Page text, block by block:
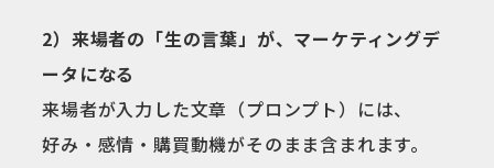
2）来場者の「生の言葉」が、マーケティングデ
ータになる
来場者が入力した文章（プロンプト）には、
好み・感情・購買動機がそのまま含まれます。